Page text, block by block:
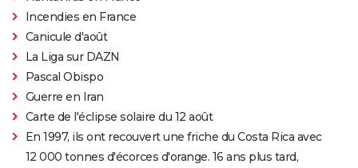
Incendies en France
Canicule d'août
La Liga sur DAZN
Pascal Obispo
Guerre en Iran
Carte de l'éclipse solaire du 12 août
En 1997, ils ont recouvert une friche du Costa Rica avec
12 000 tonnes d'écorces d'orange. 16 ans plus tard,